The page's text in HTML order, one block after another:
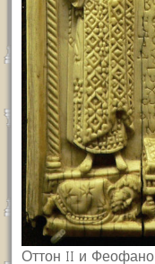
Оттон II и Феофано